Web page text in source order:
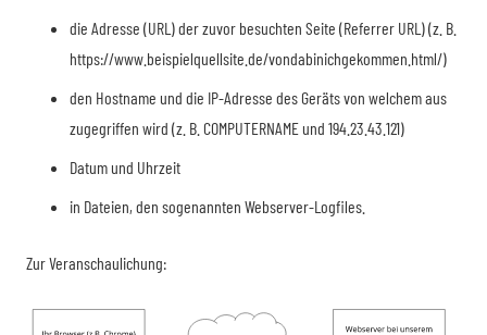
die Adresse (URL) der zuvor besuchten Seite (Referrer URL) (z. B.
https://www.beispielquellsite.de/vondabinichgekommen.html/)
den Hostname und die IP-Adresse des Geräts von welchem aus
zugegriffen wird (z. B. COMPUTERNAME und 194.23.43.121)
Datum und Uhrzeit
in Dateien, den sogenannten Webserver-Logfiles.
Zur Veranschaulichung: